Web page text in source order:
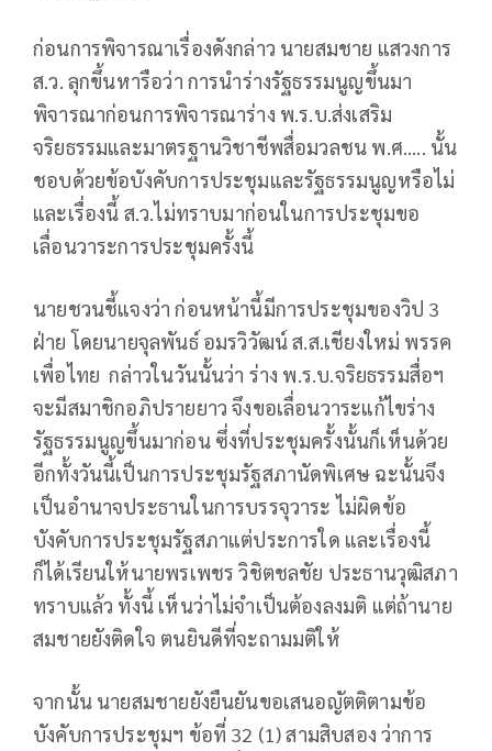
ก่อนการพิจารณาเรื่องดังกล่าว นายสมชาย แสวงการ
ส.ว. ลุกขึ้นหารือว่า การนำร่างรัฐธรรมนูญขึ้นมา
พิจารณาก่อนการพิจารณาร่าง พ.ร.บ.ส่งเสริม
จริยธรรมและมาตรฐานวิชาชีพสื่อมวลชน พ.ศ..... นั้น
ชอบด้วยข้อบังคับการประชุมและรัฐธรรมนูญหรือไม่
และเรื่องนี้ ส.ว.ไม่ทราบมาก่อนในการประชุมขอ
เลื่อนวาระการประชุมครั้งนี้
นายชวนชี้แจงว่า ก่อนหน้านี้มีการประชุมของวิป 3
ฝ่าย โดยนายจุลพันธ์ อมรวิวัฒน์ ส.ส.เชียงใหม่ พรรค
เพื่อไทย กล่าวในวันนั้นว่า ร่าง พ.ร.บ.จริยธรรมสื่อฯ
จะมีสมาชิกอภิปรายยาว จึงขอเลื่อนวาระแก้ไขร่าง
รัฐธรรมนูญขึ้นมาก่อน ซึ่งที่ประชุมครั้งนั้นก็เห็นด้วย
อีกทั้งวันนี้เป็นการประชุมรัฐสภานัดพิเศษ ฉะนั้นจึง
เป็นอำนาจประธานในการบรรจุวาระ ไม่ผิดข้อ
บังคับการประชุมรัฐสภาแต่ประการใด และเรื่องนี้
ก็ได้เรียนให้นายพรเพชร วิชิตชลชัย ประธานวุฒิสภา
ทราบแล้ว ทั้งนี้ เห็นว่าไม่จำเป็นต้องลงมติ แต่ถ้านาย
สมชายยังติดใจ ตนยินดีที่จะถามมติให้
จากนั้น นายสมชายยังยืนยันขอเสนอญัตติตามข้อ
บังคับการประชุมฯ ข้อที่ 32 (1) สามสิบสอง ว่าการ